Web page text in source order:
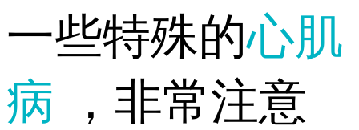
一些特殊的心肌
病
，非常注意